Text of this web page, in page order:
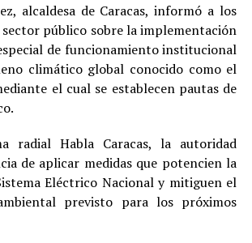
alcaldesa de Caracas, informó a los
público sobre la implementación
de funcionamiento institucional
climático global conocido como el
el cual se establecen pautas de
radial Habla Caracas, la autoridad
de aplicar medidas que potencien la
Eléctrico Nacional y mitiguen el
previsto para los próximos